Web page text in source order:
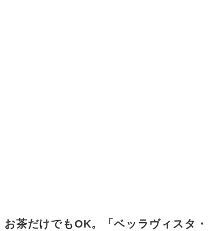
お茶だけでもOK。「ベッラヴィスタ・